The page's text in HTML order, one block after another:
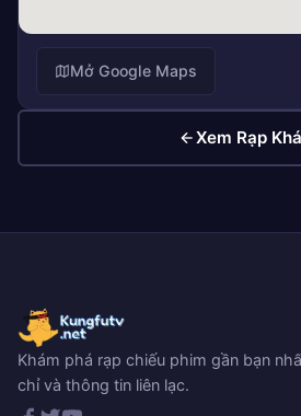
Mở Google Maps
Xem Rạp
Khám phá rạp chiếu phim gần bạn
chỉ và thông tin liên lạc.